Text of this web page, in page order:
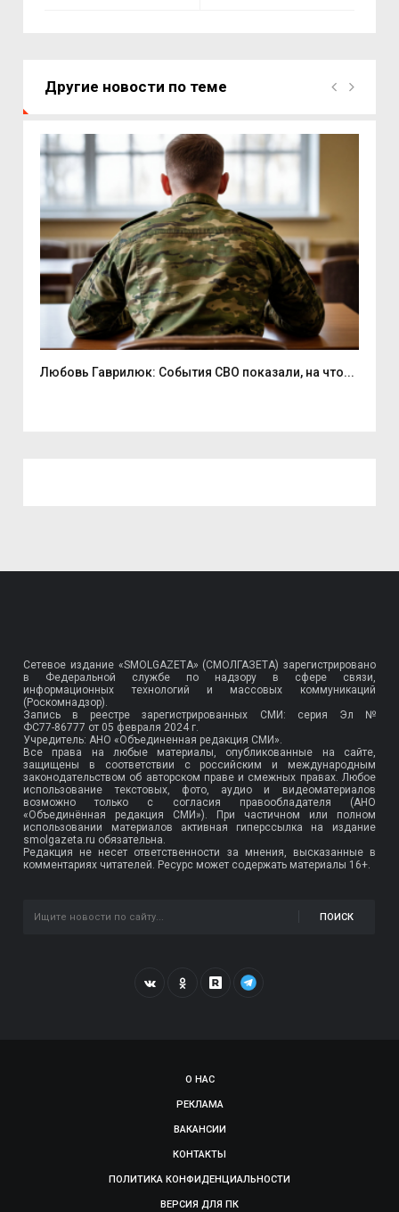
Другие новости по теме
Любовь Гаврилюк: События СВО показали, на что...
Сетевое издание «SMOLGAZETA» (СМОЛГАЗЕТА) зарегистрировано
в Федеральной службе по надзору в сфере связи,
информационных технологий и массовых коммуникаций
(Роскомнадзор).
Запись в реестре зарегистрированных СМИ: серия Эл №
ФС77-86777 от 05 февраля 2024 г.
Учредитель: АНО «Объединенная редакция СМИ».
Все права на любые материалы, опубликованные на сайте,
защищены в соответствии с российским и международным
законодательством об авторском праве и смежных правах. Любое
использование текстовых, фото, аудио и видеоматериалов
возможно только с согласия правообладателя (АНО
«Объединённая редакция СМИ»). При частичном или полном
использовании материалов активная гиперссылка на издание
smolgazeta.ru обязательна.
Редакция не несет ответственности за мнения, высказанные в
комментариях читателей. Ресурс может содержать материалы 16+.
ПОИСК
О НАС
РЕКЛАМА
ВАКАНСИИ
КОНТАКТЫ
ПОЛИТИКА КОНФИДЕНЦИАЛЬНОСТИ
ВЕРСИЯ ДЛЯ ПК